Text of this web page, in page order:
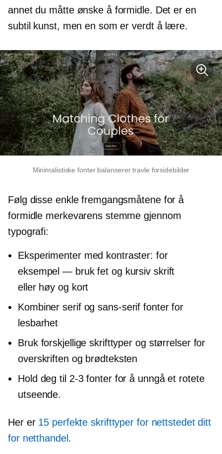
annet du måtte ønske å formidle. Det er en
subtil kunst, men en som er verdt å lære.
Minimalistiske fonter balanserer travle forsidebilder
Følg disse enkle fremgangsmåtene for å
formidle merkevarens stemme gjennom
typografi:
Eksperimenter med kontraster: for
eksempel — bruk fet og kursiv skrift
eller høy og kort
Kombiner serif ogsans-serif fonter for
lesbarhet
Bruk forskjellige skrifttyper og størrelser for
overskriften og brødteksten
Hold deg til 2-3fonter for å unngå et rotete
utseende.
Her er 15 perfekte skrifttyper for nettstedet ditt
for netthandel.